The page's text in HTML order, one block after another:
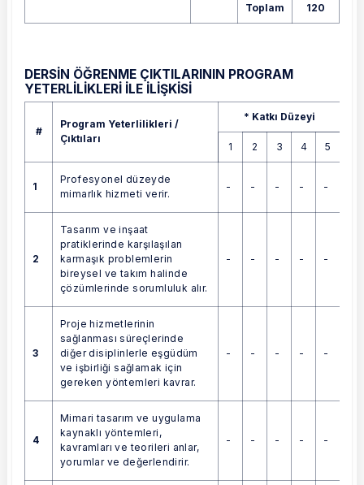
Toplam 120
DERSİN ÖĞRENME ÇIKTILARININ PROGRAM
YETERLİLİKLERİ İLE İLİŞKİSİ
#
Program Yeterlilikleri /
Çıktıları
* Katkı Düzeyi
1 2 3 4 5
1
Profesyonel düzeyde
mimarlık hizmeti verir.
- - - - -
2
Tasarım ve inşaat
pratiklerinde karşılaşılan
karmaşık problemlerin
bireysel ve takım halinde
çözümlerinde sorumluluk alır.
- - - - -
3
Proje hizmetlerinin
sağlanması süreçlerinde
diğer disiplinlerle eşgüdüm
ve işbirliği sağlamak için
gereken yöntemleri kavrar.
- - - - -
4
Mimari tasarım ve uygulama
kaynaklı yöntemleri,
kavramları ve teorileri anlar,
yorumlar ve değerlendirir.
- - - - -